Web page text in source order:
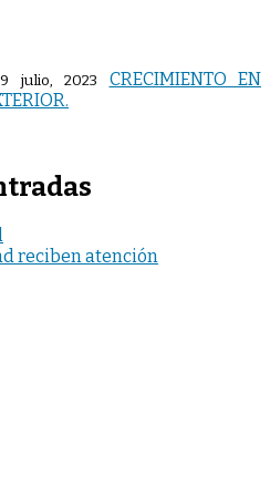
julio, 2023
CRECIMIENTO EN
reciben atención